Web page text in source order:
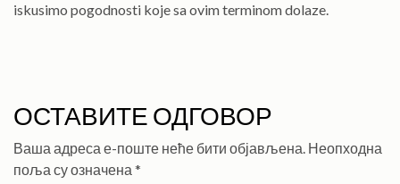
iskusimo pogodnosti koje sa ovim terminom dolaze.
ОСТАВИТЕ ОДГОВОР
Ваша адреса е-поште неће бити објављена. Неопходна
поља су означена *